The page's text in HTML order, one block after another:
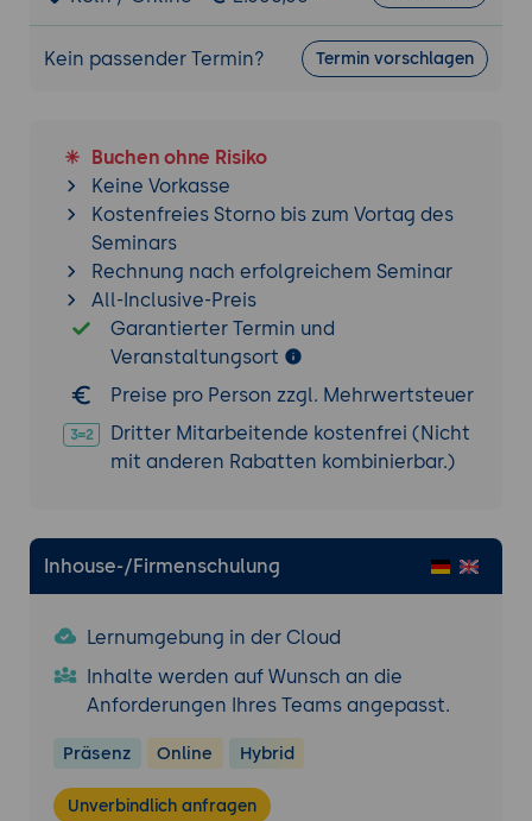
Praxisblock: Realitätsnahe Webdesign-
Challenge
Teilnehmende entwerfen und
in Kleingruppen
Inkl. Grid-/Flex-Layout, Design System,
Performance-Audit, Accessibility-Check
Trainer-Review und Best-Practice
Diskussion
Zukunftstrends im Weblayout und CSS-
Entwicklung
CSS Container Queries, Subgrid, Houdini
CSS, CSS Cascade Layers
Moderne Plattformen: Web-Apps,
Energieeffiziente Layouts und Mobile-First
Strategie
Kein passender Termin? Termin vorschlagen
Buchen ohne Risiko
Keine Vorkasse
Kostenfreies Storno bis zum Vortag des
Seminars
Rechnung nach erfolgreichem Seminar
All-Inclusive-Preis
Garantierter Termin und
Veranstaltungsort
Preise pro Person zzgl. Mehrwertsteuer
Dritter Mitarbeitende kostenfrei (Nicht
mit anderen Rabatten kombinierbar.)
Inhouse-/Firmenschulung
Lernumgebung in der Cloud
Inhalte werden auf Wunsch an die
Anforderungen Ihres Teams angepasst.
Präsenz Online Hybrid
Unverbindlich anfragen